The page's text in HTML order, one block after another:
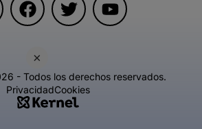
×
- Todos los derechos reservados.
PrivacidadCookies